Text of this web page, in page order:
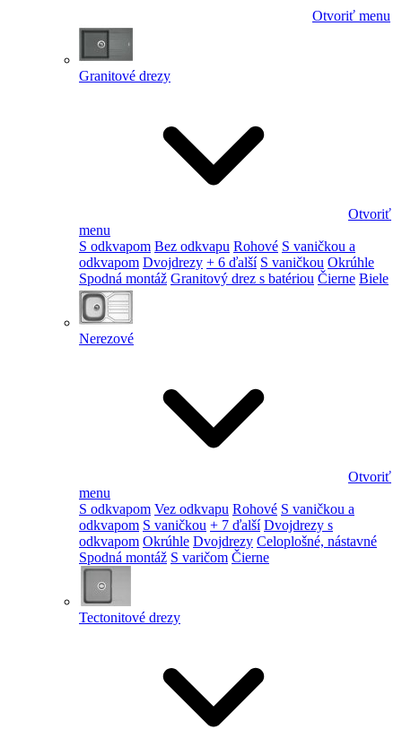
Otvoriť menu
Granitové drezy
Otvoriť
menu
S odkvapom Bez odkvapu Rohové S vaničkou a
odkvapom Dvojdrezy + 6 ďalší S vaničkou Okrúhle
Spodná montáž Granitový drez s batériou Čierne Biele
Nerezové
Otvoriť
menu
S odkvapom Vez odkvapu Rohové S vaničkou a
odkvapom S vaničkou + 7 ďalší Dvojdrezy s
odkvapom Okrúhle Dvojdrezy Celoplošné, nástavné
Spodná montáž S varičom Čierne
Tectonitové drezy